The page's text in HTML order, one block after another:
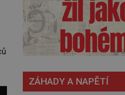
ZÁHADY A NAPĚTÍ